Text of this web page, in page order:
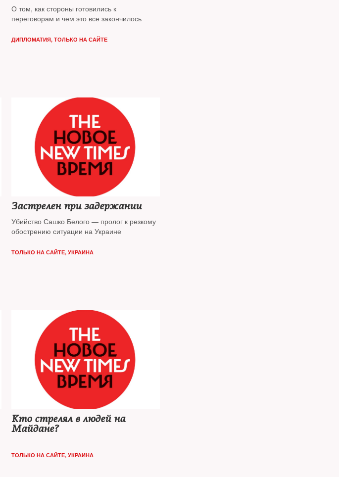
О том, как стороны готовились к
переговорам и чем это все закончилось
ДИПЛОМАТИЯ, ТОЛЬКО НА САЙТЕ
Застрелен при задержании
Убийство Сашко Белого — пролог к резкому
обострению ситуации на Украине
ТОЛЬКО НА САЙТЕ, УКРАИНА
Кто стрелял в людей на
Майдане?
ТОЛЬКО НА САЙТЕ, УКРАИНА